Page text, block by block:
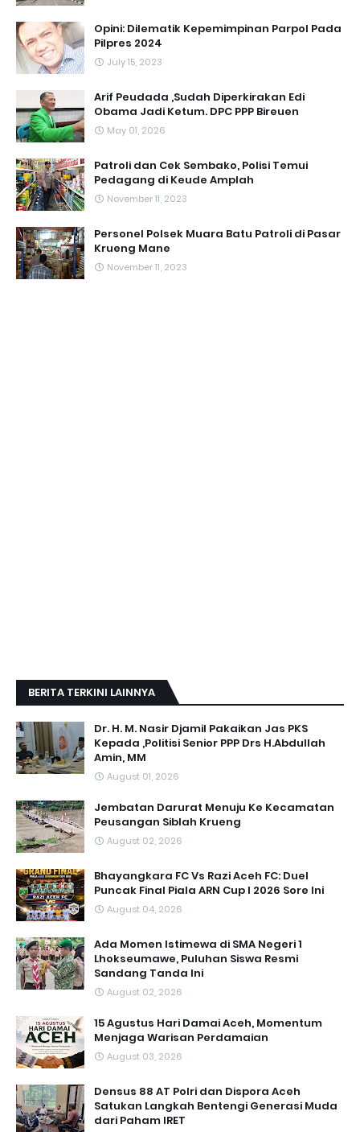
Opini: Dilematik Kepemimpinan Parpol Pada
Pilpres 2024
July 15, 2023
Arif Peudada ,Sudah Diperkirakan Edi
Obama Jadi Ketum. DPC PPP Bireuen
May 01, 2026
Patroli dan Cek Sembako, Polisi Temui
Pedagang di Keude Amplah
November 11, 2023
Personel Polsek Muara Batu Patroli di Pasar
Krueng Mane
November 11, 2023
BERITA TERKINI LAINNYA
Dr. H. M. Nasir Djamil Pakaikan Jas PKS
Kepada ,Politisi Senior PPP Drs H.Abdullah
Amin, MM
August 01, 2026
Jembatan Darurat Menuju Ke Kecamatan
Peusangan Siblah Krueng
August 02, 2026
Bhayangkara FC Vs Razi Aceh FC: Duel
Puncak Final Piala ARN Cup I 2026 Sore Ini
August 04, 2026
Ada Momen Istimewa di SMA Negeri 1
Lhokseumawe, Puluhan Siswa Resmi
Sandang Tanda Ini
August 02, 2026
15 Agustus Hari Damai Aceh, Momentum
Menjaga Warisan Perdamaian
August 03, 2026
Densus 88 AT Polri dan Dispora Aceh
Satukan Langkah Bentengi Generasi Muda
dari Paham IRET